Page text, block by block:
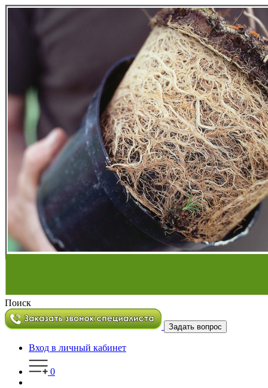
Поиск
Задать вопрос
Вход в личный кабинет
0